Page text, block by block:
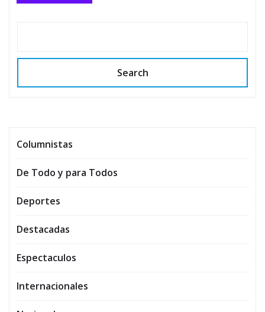
Search
Columnistas
De Todo y para Todos
Deportes
Destacadas
Espectaculos
Internacionales